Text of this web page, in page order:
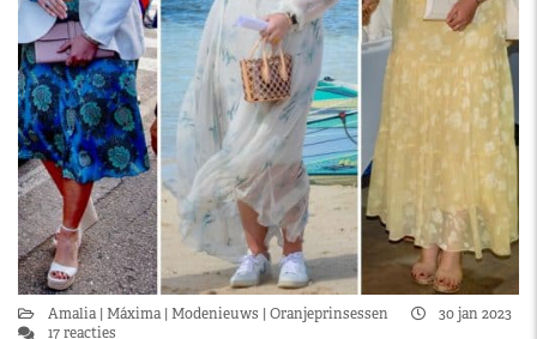
Amalia Máxima Modenieuws Oranjeprinsessen
30 jan 2023
17 reacties